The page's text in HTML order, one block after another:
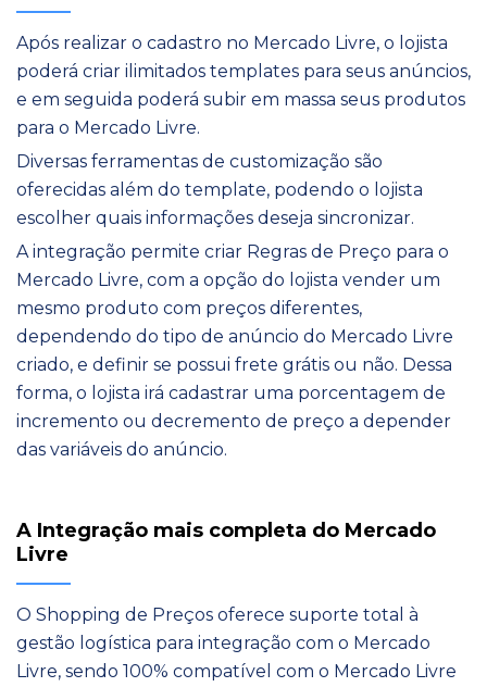
Após realizar o cadastro no Mercado Livre, o lojista
poderá criar ilimitados templates para seus anúncios,
e em seguida poderá subir em massa seus produtos
para o Mercado Livre.
Diversas ferramentas de customização são
oferecidas além do template, podendo o lojista
escolher quais informações deseja sincronizar.
A integração permite criar Regras de Preço para o
Mercado Livre, com a opção do lojista vender um
mesmo produto com preços diferentes,
dependendo do tipo de anúncio do Mercado Livre
criado, e definir se possui frete grátis ou não. Dessa
forma, o lojista irá cadastrar uma porcentagem de
incremento ou decremento de preço a depender
das variáveis do anúncio.
A Integração mais completa do Mercado
Livre
O Shopping de Preços oferece suporte total à
gestão logística para integração com o Mercado
Livre, sendo 100% compatível com o Mercado Livre